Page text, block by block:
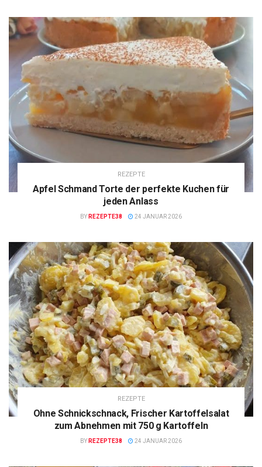
REZEPTE
Apfel Schmand Torte der perfekte Kuchen für
jeden Anlass
BY REZEPTE38 24 JANUAR 2026
REZEPTE
Ohne Schnickschnack, Frischer Kartoffelsalat
zum Abnehmen mit 750 g Kartoffeln
BY REZEPTE38 24 JANUAR 2026